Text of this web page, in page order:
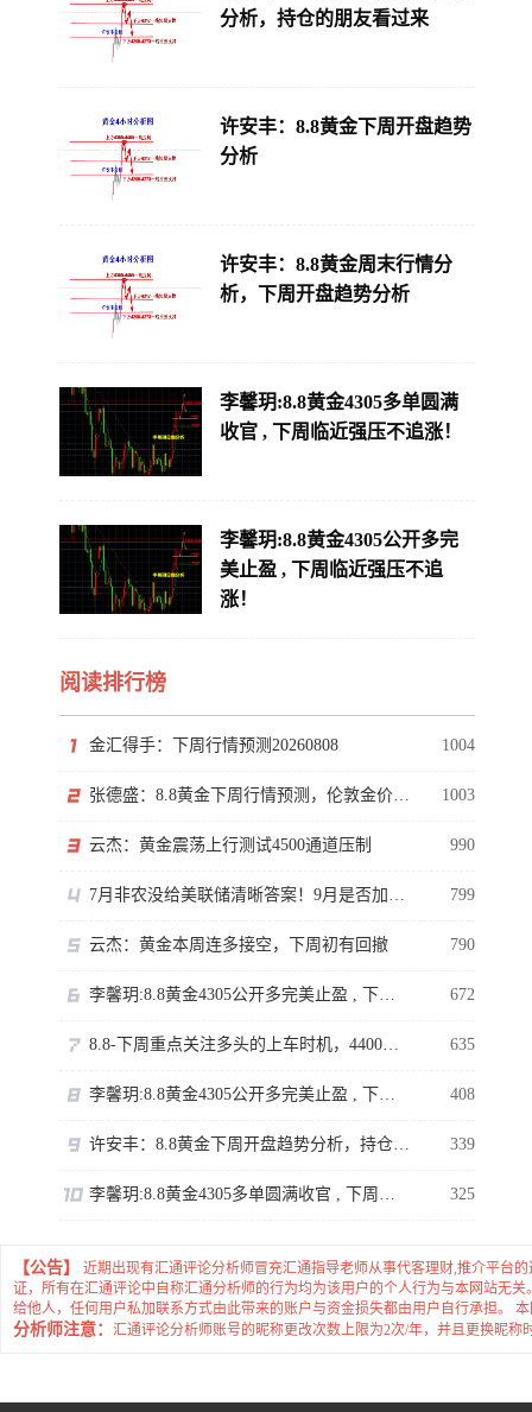
分析，持仓的朋友看过来
许安丰：8.8黄金下周开盘趋势
分析
许安丰：8.8黄金周末行情分
析，下周开盘趋势分析
李馨玥:8.8黄金4305多单圆满
收官 , 下周临近强压不追涨！
李馨玥:8.8黄金4305公开多完
美止盈 , 下周临近强压不追
涨！
阅读排行榜
金汇得手：下周行情预测20260808 1004
张德盛：8.8黄金下周行情预测，伦敦金价格走势分析操作策略 1003
云杰：黄金震荡上行测试4500通道压制 990
7月非农没给美联储清晰答案！9月是否加息还得看通胀 799
云杰：黄金本周连多接空，下周初有回撤 790
李馨玥:8.8黄金4305公开多完美止盈 , 下周临近强压不追涨！ 672
8.8-下周重点关注多头的上车时机，4400岌岌可危。 635
李馨玥:8.8黄金4305公开多完美止盈 , 下周临近强压不追涨！ 408
许安丰：8.8黄金下周开盘趋势分析，持仓的朋友看过来 339
李馨玥:8.8黄金4305多单圆满收官 , 下周临近强压不追涨！ 325
【公告】
近期出现有汇通评论分析师冒充汇通指导老师从事代客理财,推介平台
证，所有在汇通评论中自称汇通分析师的行为均为该用户的个人行为与本网站无
给他人，任何用户私加联系方式由此带来的账户与资金损失都由用户自行承担。
分析师注意： 汇通评论分析师账号的昵称更改次数上限为2次/年，并且更换昵称